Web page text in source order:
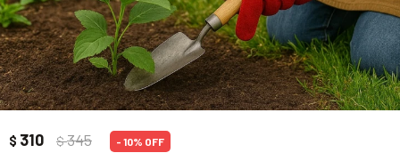
$ 310 $345 10